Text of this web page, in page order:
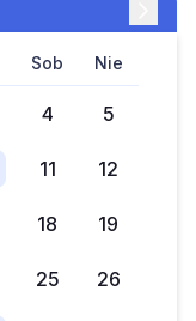
sob nie
4 5
11 12
18 19
25 26